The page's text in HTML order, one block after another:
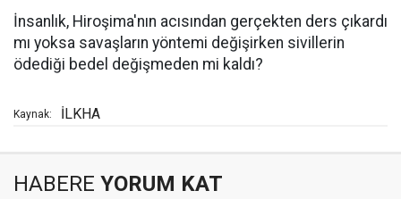
İnsanlık, Hiroşima'nın acısından gerçekten ders çıkardı
mı yoksa savaşların yöntemi değişirken sivillerin
ödediği bedel değişmeden mi kaldı?
Kaynak: İLKHA
HABERE YORUM KAT